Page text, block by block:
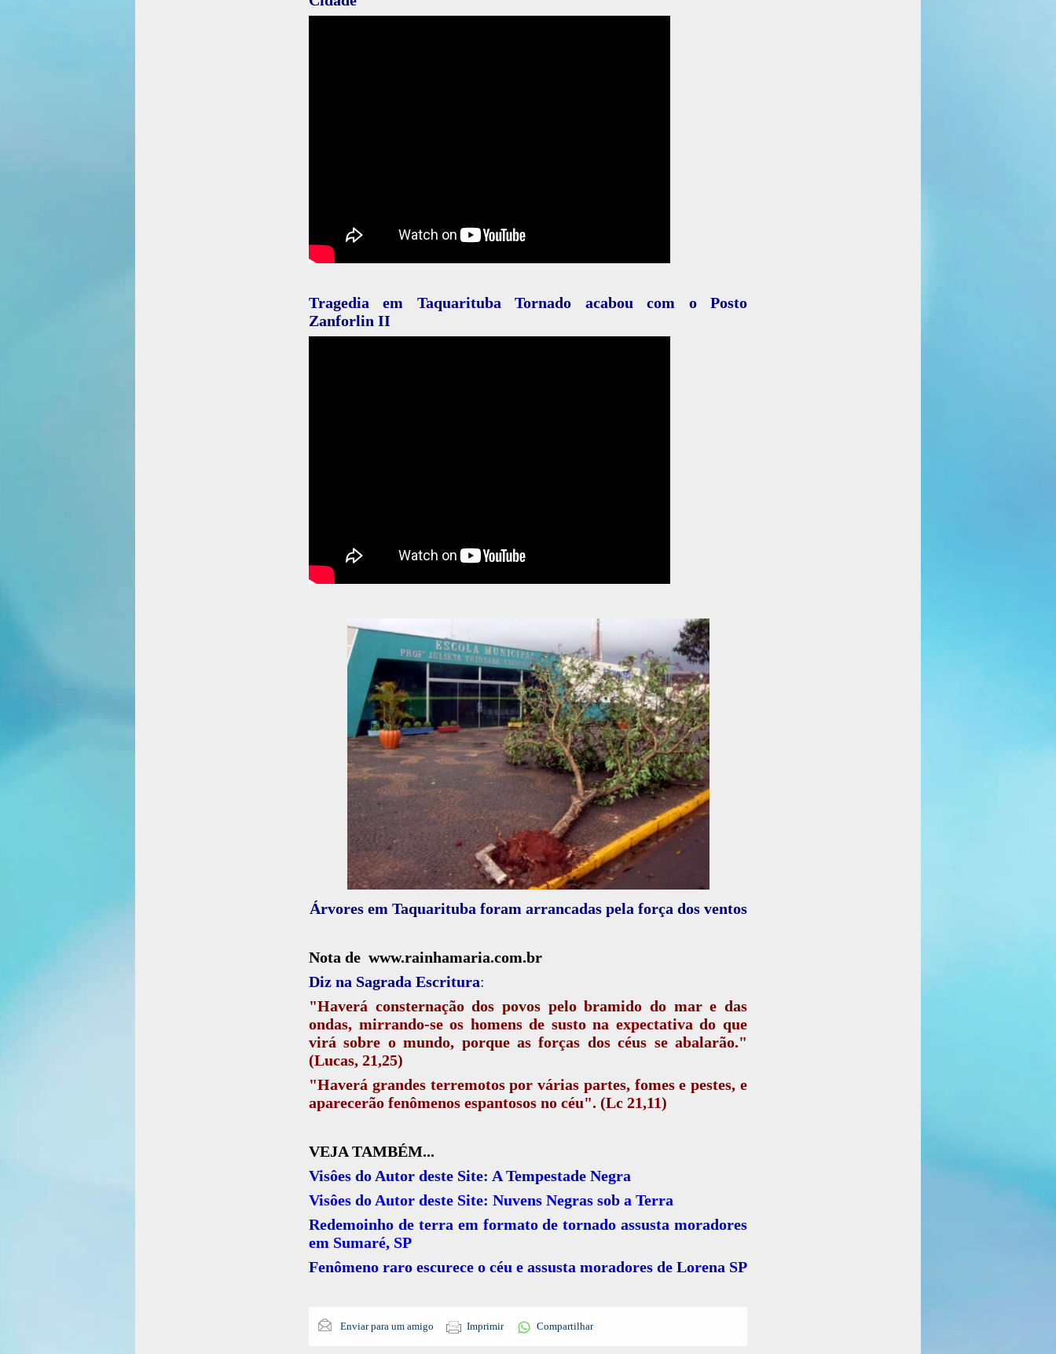
Tragedia em Taquarituba Tornado acabou com o Posto
Zanforlin II
Árvores em Taquarituba foram arrancadas pela força dos ventos
Nota de www.rainhamaria.com.br
Diz na Sagrada Escritura:
"Haverá consternação dos povos pelo bramido do mar e das
ondas, mirrando-se os homens de susto na expectativa do que
virá sobre o mundo, porque as forças dos céus se abalarão."
(Lucas, 21,25)
"Haverá grandes terremotos por várias partes, fomes e pestes, e
aparecerão fenômenos espantosos no céu". (Lc 21,11)
VEJA TAMBÉM...
Visôes do Autor deste Site: A Tempestade Negra
Visôes do Autor deste Site: Nuvens Negras sob a Terra
Redemoinho de terra em formato de tornado assusta moradores
em Sumaré, SP
Fenômeno raro escurece o céu e assusta moradores de Lorena SP
Enviar para um amigo Imprimir Compartilhar